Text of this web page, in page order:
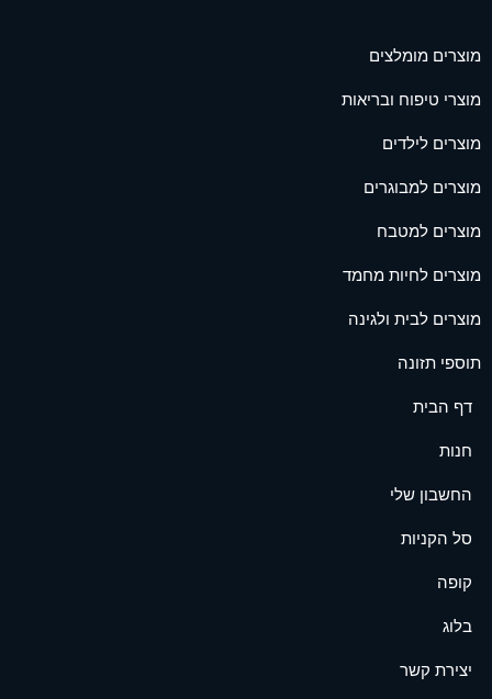
מוצרים מומלצים
מוצרי טיפוח ובריאות
מוצרים לילדים
מוצרים למבוגרים
מוצרים למטבח
מוצרים לחיות מחמד
מוצרים לבית ולגינה
תוספי תזונה
דף הבית
חנות
החשבון שלי
סל הקניות
קופה
בלוג
יצירת קשר